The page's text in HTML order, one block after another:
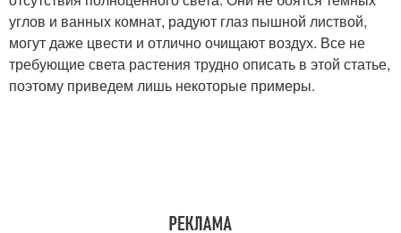
углов и ванных комнат, радуют глаз пышной листвой,
могут даже цвести и отлично очищают воздух. Все не
требующие света растения трудно описать в этой статье,
поэтому приведем лишь некоторые примеры.